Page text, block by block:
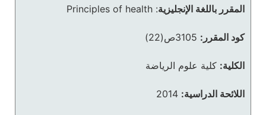
المقرر باللغة الإنجليزية:
Principles of health
كود المقرر: 3105ص(22)
الكلية: كلية علوم الرياضة
اللائحة الدراسية: 2014